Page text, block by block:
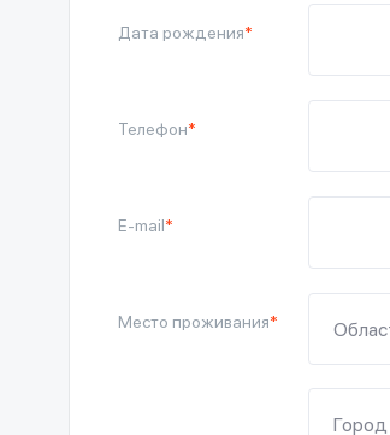
Дата рождения*
Телефон*
E-mail*
Место проживания*